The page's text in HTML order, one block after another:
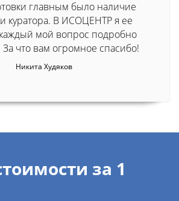
главным было наличие
куратора. В ИСОЦЕНТР я ее
мой вопрос подробно
что вам огромное спасибо!
Никита Худяков
за 1